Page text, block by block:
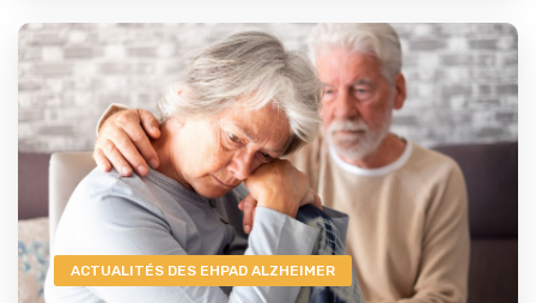
ACTUALITÉS DES EHPAD ALZHEIMER